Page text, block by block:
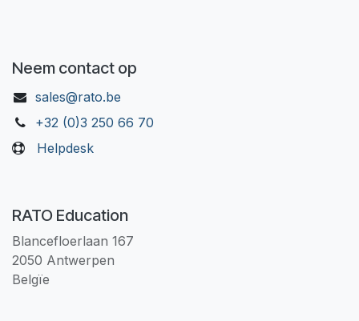
Neem contact op
sales@rato.be
+32 (0)3 250 66 70
Helpdesk
RATO Education
Blancefloerlaan 167
2050 Antwerpen
Belgïe